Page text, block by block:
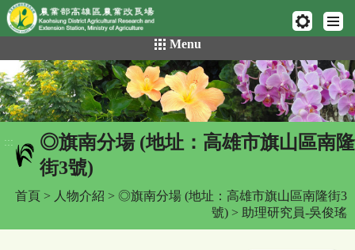
網頁置頂
到
主
要
內
容
區
Menu
:::
◎旗南分場 (地址：高雄市旗山區南隆
街3號)
首頁 > 人物介紹 > ◎旗南分場 (地址：高雄市旗山區南隆街3
號) > 助理研究員-吳俊瑤